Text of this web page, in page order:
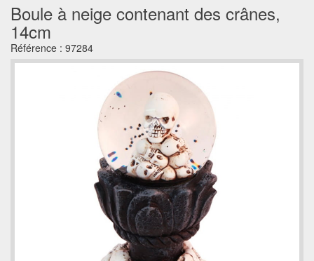
Boule à neige contenant des crânes,
14cm
Référence : 97284